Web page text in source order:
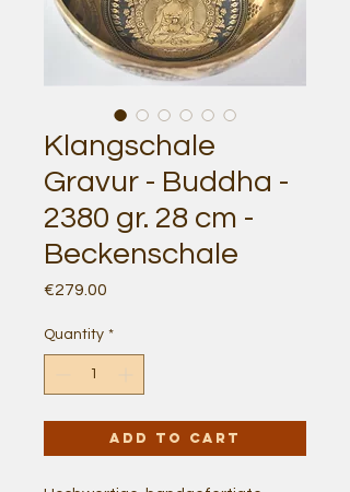
Klangschale
Gravur - Buddha -
2380 gr. 28 cm -
Beckenschale
€279.00
Quantity *
Add to Cart